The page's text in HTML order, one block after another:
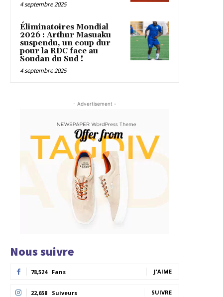
4 septembre 2025
Éliminatoires Mondial
2026 : Arthur Masuaku
suspendu, un coup dur
pour la RDC face au
Soudan du Sud !
4 septembre 2025
- Advertisement -
Nous suivre
78,524 Fans J'AIME
22,658 Suiveurs SUIVRE